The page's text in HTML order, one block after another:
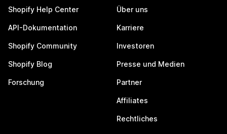
Shopify Help Center
API-Dokumentation
Shopify Community
Shopify Blog
Forschung
Über uns
Karriere
Investoren
Presse und Medien
Partner
Affiliates
Rechtliches